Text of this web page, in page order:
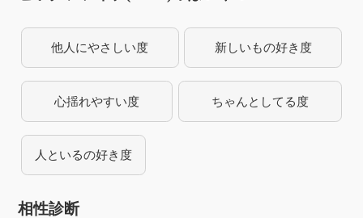
他人にやさしい度 新しいもの好き度
心揺れやすい度 ちゃんとしてる度
人といるの好き度
相性診断